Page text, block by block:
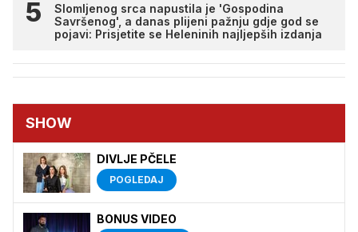
Slomljenog srca napustila je 'Gospodina
Savršenog', a danas plijeni pažnju gdje god se
pojavi: Prisjetite se Heleninih najljepših izdanja
SHOW
DIVLJE PČELE
POGLEDAJ
BONUS VIDEO